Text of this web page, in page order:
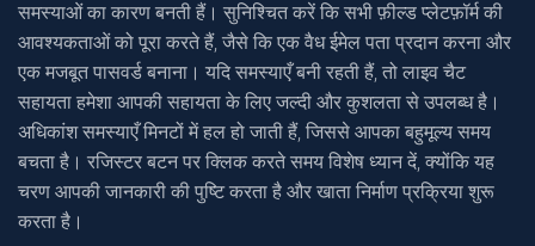
समस्याओं का कारण बनती हैं। सुनिश्चित करें कि सभी फ़ील्ड प्लेटफ़ॉर्म की
आवश्यकताओं को पूरा करते हैं, जैसे कि एक वैध ईमेल पता प्रदान करना और
एक मजबूत पासवर्ड बनाना। यदि समस्याएँ बनी रहती हैं, तो लाइव चैट
सहायता हमेशा आपकी सहायता के लिए जल्दी और कुशलता से उपलब्ध है।
अधिकांश समस्याएँ मिनटों में हल हो जाती हैं, जिससे आपका बहुमूल्य समय
बचता है। रजिस्टर बटन पर क्लिक करते समय विशेष ध्यान दें, क्योंकि यह
चरण आपकी जानकारी की पुष्टि करता है और खाता निर्माण प्रक्रिया शुरू
करता है।